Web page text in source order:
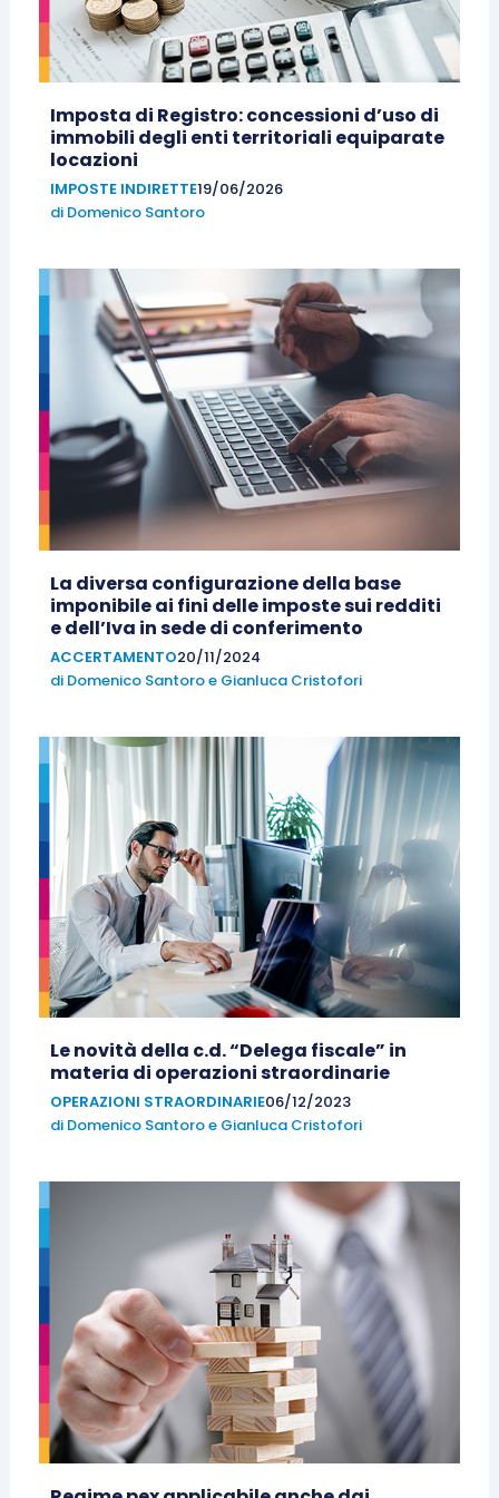
Imposta di Registro: concessioni d’uso di
immobili degli enti territoriali equiparate
locazioni
IMPOSTE INDIRETTE19/06/2026
di Domenico Santoro
La diversa configurazione della base
imponibile ai fini delle imposte sui redditi
e dell’Iva in sede di conferimento
ACCERTAMENTO20/11/2024
di Domenico Santoroe Gianluca Cristofori
Le novità della c.d. “Delega fiscale” in
materia di operazioni straordinarie
OPERAZIONI STRAORDINARIE06/12/2023
di Domenico Santoroe Gianluca Cristofori